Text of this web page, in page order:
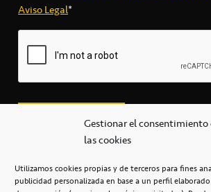
Gestionar el consentimiento
las cookies
Utilizamos cookies propias y de terceros para fines
publicidad personalizada en base a un perfil
Aviso Legal*